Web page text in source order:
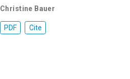
Christine Bauer
PDF Cite